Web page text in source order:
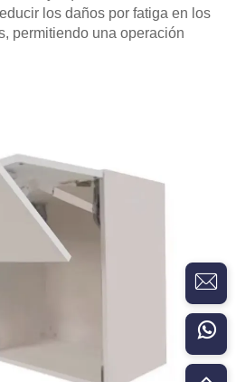
los daños por fatiga en los
permitiendo una operación